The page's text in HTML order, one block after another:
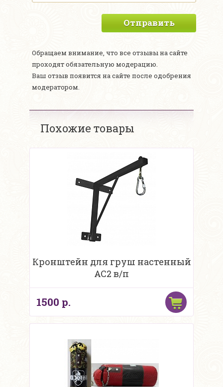
Отправить
Обращаем внимание, что все отзывы на сайте
проходят обязательную модерацию.
Ваш отзыв появится на сайте после одобрения
модератором.
Похожие товары
Кронштейн для груш настенный
AC2 в/п
1500 р.